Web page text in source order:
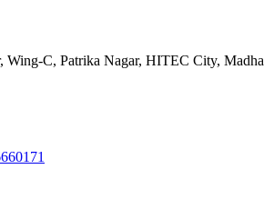
Wing-C, Patrika Nagar, HITEC City,